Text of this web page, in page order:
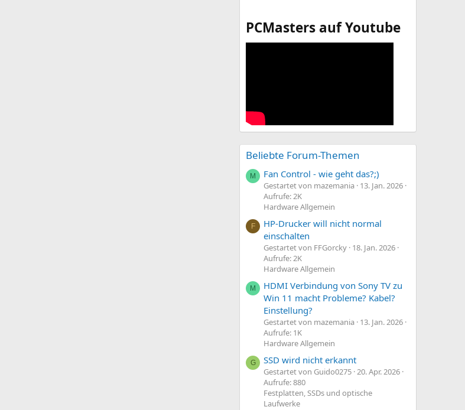
PCMasters auf Youtube
Beliebte Forum-Themen
M Fan Control - wie geht das?;)
Gestartet von mazemania 13. Jan. 2026
Aufrufe: 2K
Hardware Allgemein
F
HP-Drucker will nicht normal
einschalten
Gestartet von FFGorcky 18. Jan. 2026
Aufrufe: 2K
Hardware Allgemein
M
HDMI Verbindung von Sony TV zu
Win 11 macht Probleme? Kabel?
Einstellung?
Gestartet von mazemania 13. Jan. 2026
Aufrufe: 1K
Hardware Allgemein
G SSD wird nicht erkannt
Gestartet von Guido0275 20. Apr. 2026
Aufrufe: 880
Festplatten, SSDs und optische
Laufwerke